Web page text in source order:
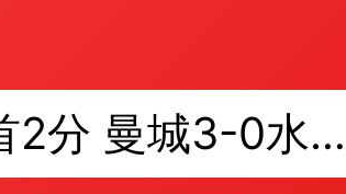
落后榜首2分 曼城3-0水晶宫